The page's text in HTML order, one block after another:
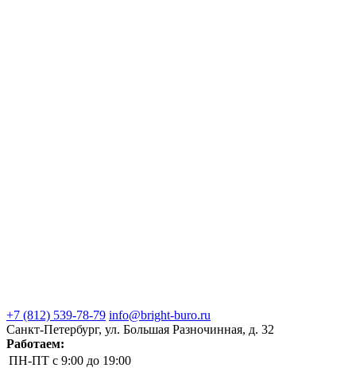
+7 (812) 539-78-79 info@bright-buro.ru
Санкт-Петербург, ул. Большая Разночинная, д. 32
Работаем:
ПН-ПТ с 9:00 до 19:00